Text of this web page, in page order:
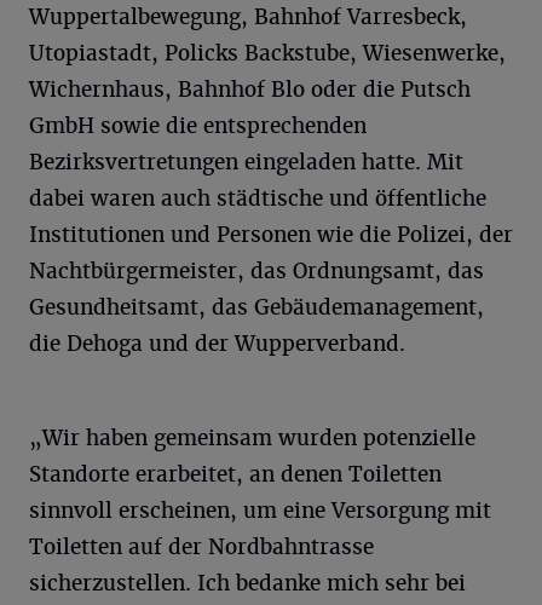
Wuppertalbewegung, Bahnhof Varresbeck,
Utopiastadt, Policks Backstube, Wiesenwerke,
Wichernhaus, Bahnhof Blo oder die Putsch
GmbH sowie die entsprechenden
Bezirksvertretungen eingeladen hatte. Mit
dabei waren auch städtische und öffentliche
Institutionen und Personen wie die Polizei, der
Nachtbürgermeister, das Ordnungsamt, das
Gesundheitsamt, das Gebäudemanagement,
die Dehoga und der Wupperverband.
„Wir haben gemeinsam wurden potenzielle
Standorte erarbeitet, an denen Toiletten
sinnvoll erscheinen, um eine Versorgung mit
Toiletten auf der Nordbahntrasse
sicherzustellen. Ich bedanke mich sehr bei